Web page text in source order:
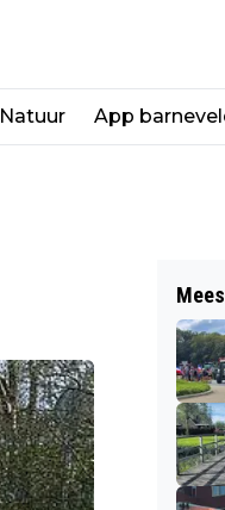
Natuur App